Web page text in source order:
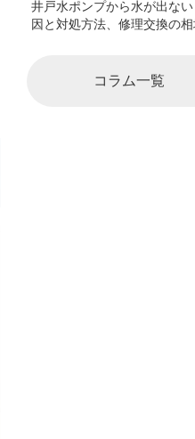
井戸水ポンプから水が出な
因と対処方法、修理交換の
コラム一覧